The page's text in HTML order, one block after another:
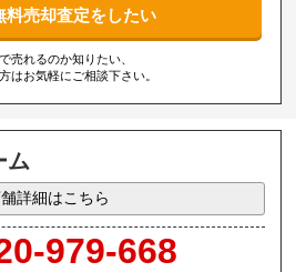
料売却査定をしたい
売れるのか知りたい、
はお気軽にご相談下さい。
ム
詳細はこちら
979-668